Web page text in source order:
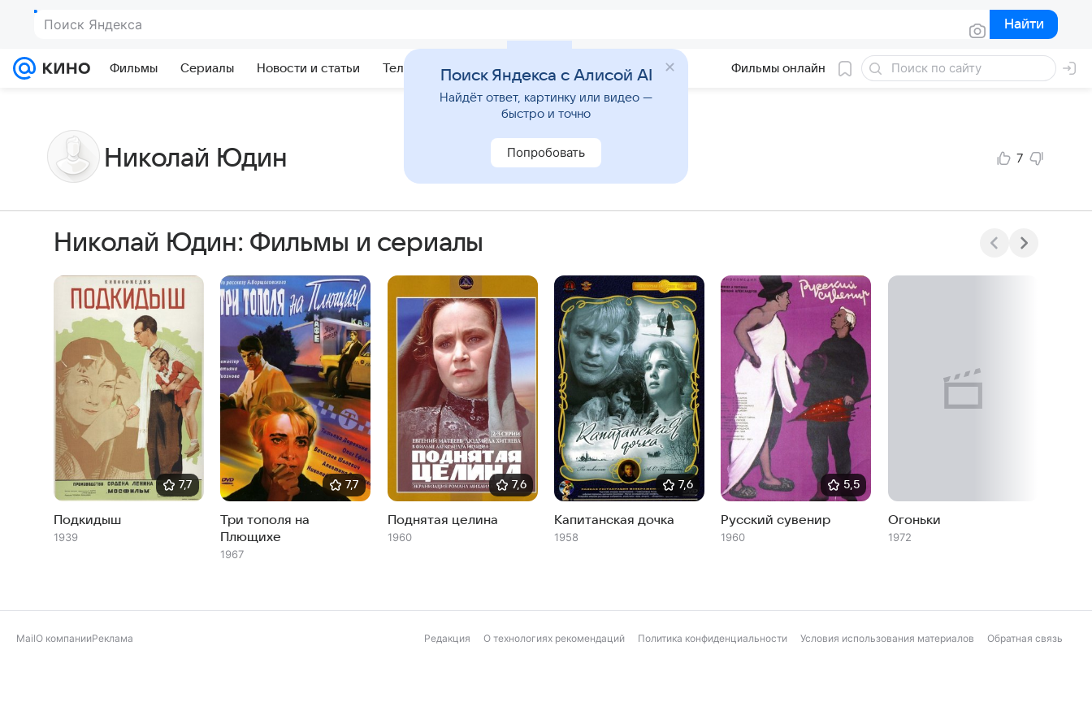
Поиск Яндекса Найти
Найти
Фильмы Сериалы Новости и статьи Телепрограмма Фильмы онлайн
Николай Юдин 7
Николай Юдин: Фильмы и сериалы
7,7
Подкидыш
1939
7,7
Три тополя на
Плющихе
1967
7,6
Поднятая целина
1960
7,6
Капитанская дочка
1958
5,5
Русский сувенир
1960
Огоньки
1972
MailО компанииРеклама Редакция О технологиях рекомендаций Политика конфиденциальности Условия использования материалов Обратная связь
Поиск Яндекса с Алисой AI
Найдёт ответ, картинку или видео —
быстро и точно
Попробовать